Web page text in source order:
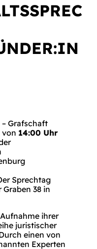
Grafschaft
von 14:00 Uhr
Sprechtag
38 in
ihrer
juristischer
einen von
Experten